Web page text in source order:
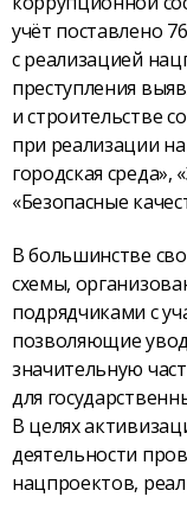
учёт поставлено
с реализацией
преступления
и строительстве
при реализации
городская среда»,
«Безопасные
В большинстве
схемы,
подрядчиками с
позволяющие
значительную
для
В целях
деятельности
нацпроектов,